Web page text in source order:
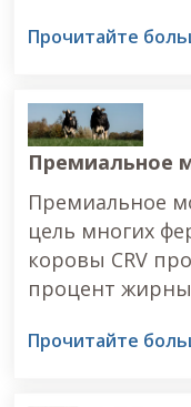
Прочитайте
Премиальное
Премиальное
цель многих
коровы CRV
процент
Прочитайте